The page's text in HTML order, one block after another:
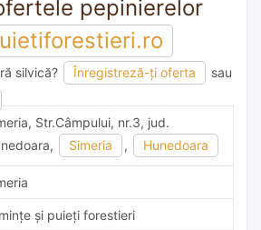
pepinierelor
silvică? Înregistreză-ți oferta
sau
Str.Câmpului, nr.3, jud.
Simeria , Hunedoara
și puieți forestieri